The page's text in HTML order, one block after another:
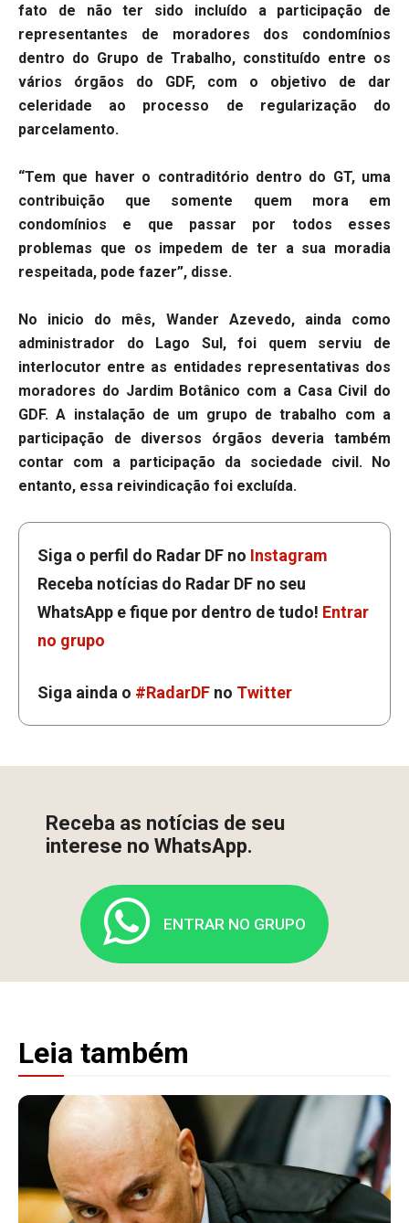
fato de não ter sido incluído a participação de
representantes de moradores dos condomínios
dentro do Grupo de Trabalho, constituído entre os
vários órgãos do GDF, com o objetivo de dar
celeridade ao processo de regularização do
parcelamento.
“Tem que haver o contraditório dentro do GT, uma
contribuição que somente quem mora em
condomínios e que passar por todos esses
problemas que os impedem de ter a sua moradia
respeitada, pode fazer”, disse.
No inicio do mês, Wander Azevedo, ainda como
administrador do Lago Sul, foi quem serviu de
interlocutor entre as entidades representativas dos
moradores do Jardim Botânico com a Casa Civil do
GDF. A instalação de um grupo de trabalho com a
participação de diversos órgãos deveria também
contar com a participação da sociedade civil. No
entanto, essa reivindicação foi excluída.
Siga o perfil do Radar DF no Instagram
Receba notícias do Radar DF no seu
WhatsApp e fique por dentro de tudo! Entrar
no grupo
Siga ainda o #RadarDF no Twitter
Receba as notícias de seu
interese no WhatsApp.
ENTRAR NO GRUPO
Leia também